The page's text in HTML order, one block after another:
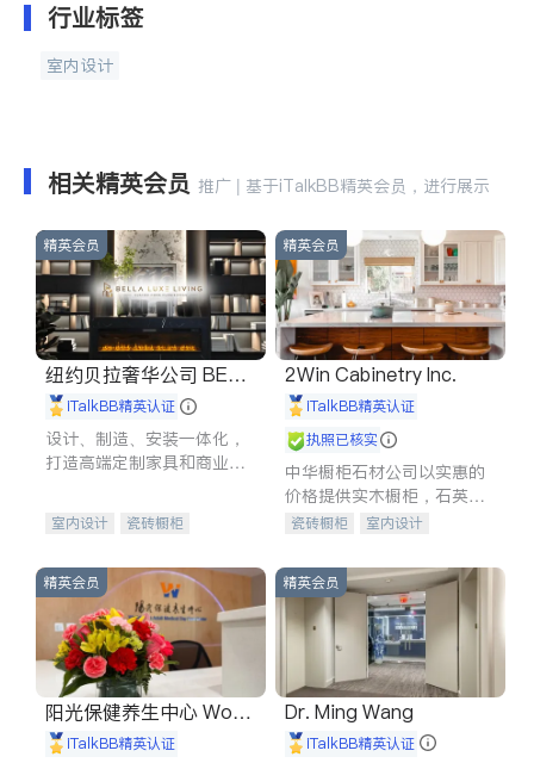
行业标签
室内设计
相关精英会员 推广 | 基于iTalkBB精英会员，进行展示
精英会员
纽约贝拉奢华公司 BELL
A LUXE
iTalkBB精英认证
设计、制造、安装一体化，
打造高端定制家具和商业空
室内设计
瓷砖橱柜
售前软装staging
室内装修
精英会员
2Win Cabinetry Inc.
iTalkBB精英认证
执照已核实
中华橱柜石材公司以实惠的
价格提供实木橱柜，石英石
台面，多种优质不锈钢水
质厨房，家的选择。
瓷砖橱柜
室内设计
室内装修
精英会员
阳光保健养生中心 World
shine
iTalkBB精英认证
精英会员
Dr. Ming Wang
iTalkBB精英认证